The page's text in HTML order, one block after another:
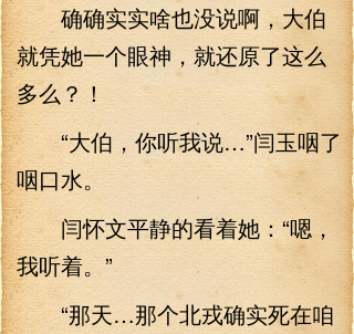
确确实实啥也没说啊，大伯
就凭她一个眼神，就还原了这么
多么？！
“大伯，你听我说…”闫玉咽了
咽口水。
闫怀文平静的看着她：“嗯，
我听着。”
“那天…那个北戎确实死在咱